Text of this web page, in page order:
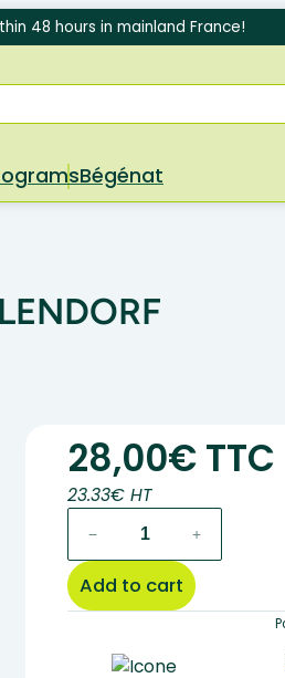
48 hours in mainland France!
Bégénat
28,00€ TTC
23.33€ HT
MOLDING
SCULPTURE:
VENUS
OF
quantity
− +
Add to cart